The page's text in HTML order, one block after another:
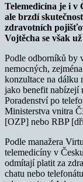
Telemedicína je i
ale brzdí
zdravotních
Vojtěcha se však
Podle odborníků by
nemocných,
konzultace na dálku
jako benefit nabízejí
Poradenství po
Ministerstva vnitra
[OZP] nebo RBP
Podle manažera
telemedicíny v
odmítají platit za
chatu nebo